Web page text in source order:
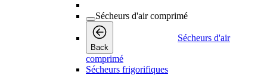
Sécheurs d'air comprimé
Back
Sécheurs d'air
comprimé
Sécheurs frigorifiques